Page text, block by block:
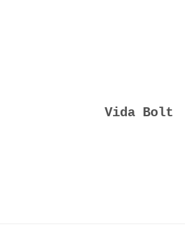
Vida Bolt